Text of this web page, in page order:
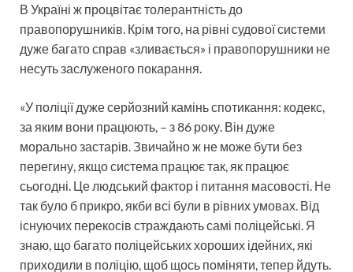
В Україні ж процвітає толерантність до
правопорушників. Крім того, на рівні судової системи
дуже багато справ «зливається» і правопорушники не
несуть заслуженого покарання.
«У поліції дуже серйозний камінь спотикання: кодекс,
за яким вони працюють, – з 86 року. Він дуже
морально застарів. Звичайно ж не може бути без
перегину, якщо система працює так, як працює
сьогодні. Це людський фактор і питання масовості. Не
так було б прикро, якби всі були в рівних умовах. Від
існуючих перекосів страждають самі поліцейські. Я
знаю, що багато поліцейських хороших ідейних, які
приходили в поліцію, щоб щось поміняти, тепер йдуть.